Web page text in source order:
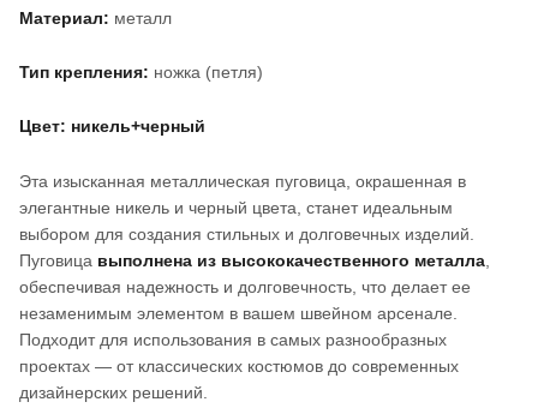
Материал: металл
Тип крепления: ножка (петля)
Цвет: никель+черный
Эта изысканная металлическая пуговица, окрашенная в
элегантные никель и черный цвета, станет идеальным
выбором для создания стильных и долговечных изделий.
Пуговица выполнена из высококачественного металла
обеспечивая надежность и долговечность, что делает ее
незаменимым элементом в вашем швейном арсенале.
Подходит для использования в самых разнообразных
проектах — от классических костюмов до современных
дизайнерских решений.